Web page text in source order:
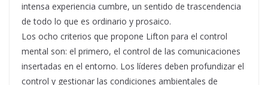
intensa experiencia cumbre, un sentido de trascendencia
de todo lo que es ordinario y prosaico.
Los ocho criterios que propone Lifton para el control
mental son: el primero, el control de las comunicaciones
insertadas en el entorno. Los líderes deben profundizar el
control y gestionar las condiciones ambientales de